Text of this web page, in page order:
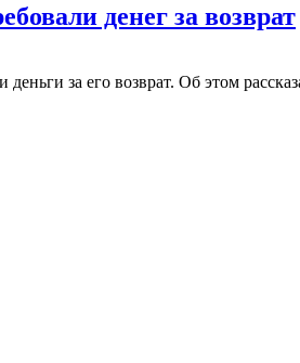
денег за возврат
за его возврат. Об этом